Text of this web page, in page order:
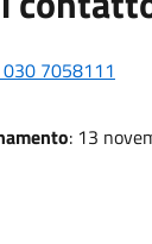
7058111
: 13